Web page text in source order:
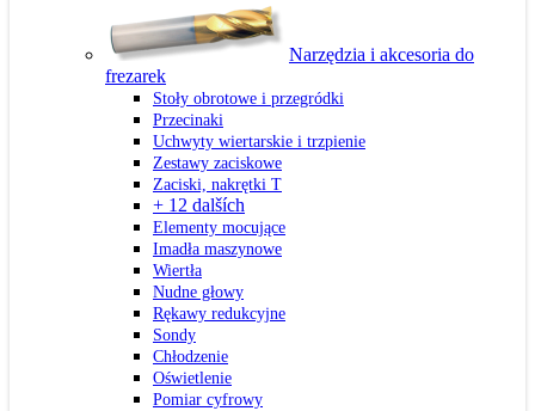
Narzędzia i akcesoria do
frezarek
Stoły obrotowe i przegródki
Przecinaki
Uchwyty wiertarskie i trzpienie
Zestawy zaciskowe
Zaciski, nakrętki T
+ 12 dalších
Elementy mocujące
Imadła maszynowe
Wiertła
Nudne głowy
Rękawy redukcyjne
Sondy
Chłodzenie
Oświetlenie
Pomiar cyfrowy